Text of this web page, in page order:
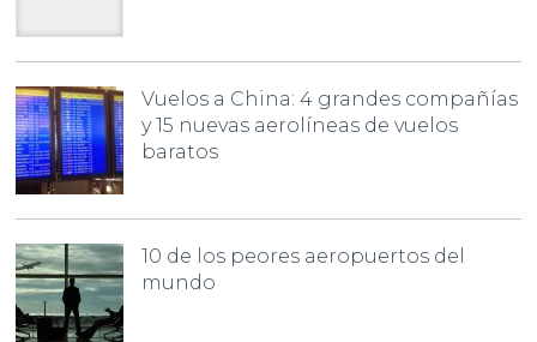
Vuelos a China: 4 grandes compañías
y 15 nuevas aerolíneas de vuelos
baratos
10 de los peores aeropuertos del
mundo